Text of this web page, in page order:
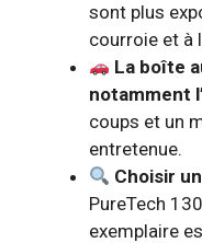
sont plus
courroie et à
La boîte
notamment
coups et un
entretenue.
Choisir
PureTech
exemplaire